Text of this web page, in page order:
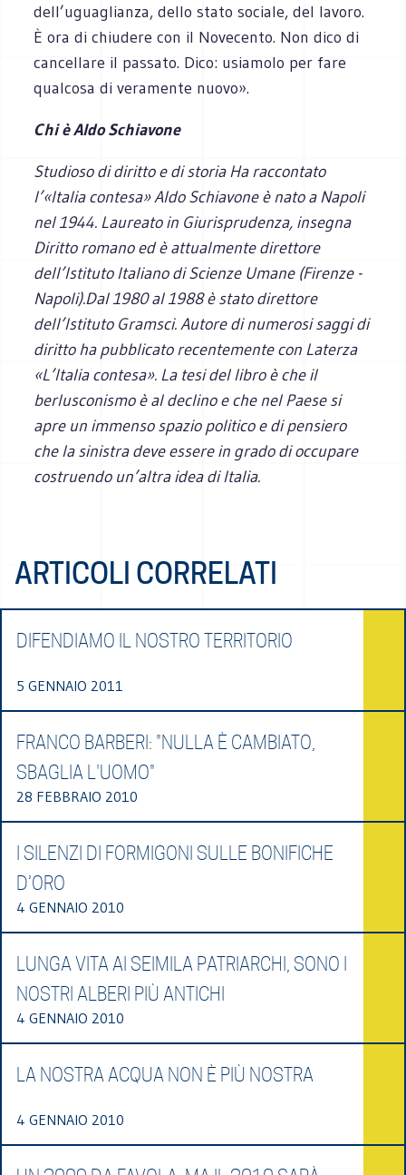
dell’uguaglianza, dello stato sociale, del lavoro.
È ora di chiudere con il Novecento. Non dico di
cancellare il passato. Dico: usiamolo per fare
qualcosa di veramente nuovo».
Chi è Aldo Schiavone
Studioso di diritto e di storia Ha raccontato
l’«Italia contesa»Aldo Schiavone è nato a Napoli
nel 1944. Laureato in Giurisprudenza, insegna
Diritto romano ed è attualmente direttore
dell’Istituto Italiano di Scienze Umane (Firenze -
Napoli).Dal 1980 al 1988 è stato direttore
dell’Istituto Gramsci. Autore di numerosi saggi di
diritto ha pubblicato recentemente con Laterza
«L’Italia contesa». La tesi del libro è che il
berlusconismo è al declino e che nel Paese si
apre un immenso spazio politico e di pensiero
che la sinistra deve essere in grado di occupare
costruendo un’altra idea di Italia.
ARTICOLI CORRELATI
DIFENDIAMO IL NOSTRO TERRITORIO
5 GENNAIO 2011
FRANCO BARBERI: "NULLA È CAMBIATO,
SBAGLIA L'UOMO"
28 FEBBRAIO 2010
I SILENZI DI FORMIGONI SULLE BONIFICHE
D’ORO
4 GENNAIO 2010
LUNGA VITA AI SEIMILA PATRIARCHI, SONO I
NOSTRI ALBERI PIÙ ANTICHI
4 GENNAIO 2010
LA NOSTRA ACQUA NON È PIÙ NOSTRA
4 GENNAIO 2010